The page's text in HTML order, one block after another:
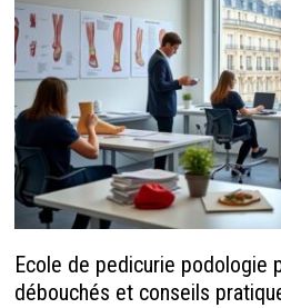
Ecole de pedicurie podologie
débouchés et conseils